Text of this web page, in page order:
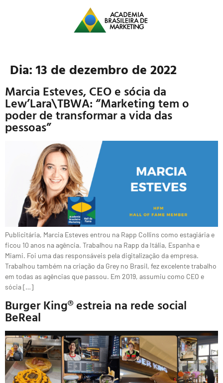
Dia: 13 de dezembro de 2022
Marcia Esteves, CEO e sócia da
Lew’Lara\TBWA: “Marketing tem o
poder de transformar a vida das
pessoas”
Publicitária, Marcia Esteves entrou na Rapp Collins como estagiária e
ficou 10 anos na agência. Trabalhou na Rapp da Itália, Espanha e
Miami. Foi uma das responsáveis pela digitalização da empresa.
Trabalhou também na criação da Grey no Brasil, fez excelente trabalho
em todas as agências que passou. Em 2019, assumiu como CEO e
sócia […]
Burger King® estreia na rede social
BeReal